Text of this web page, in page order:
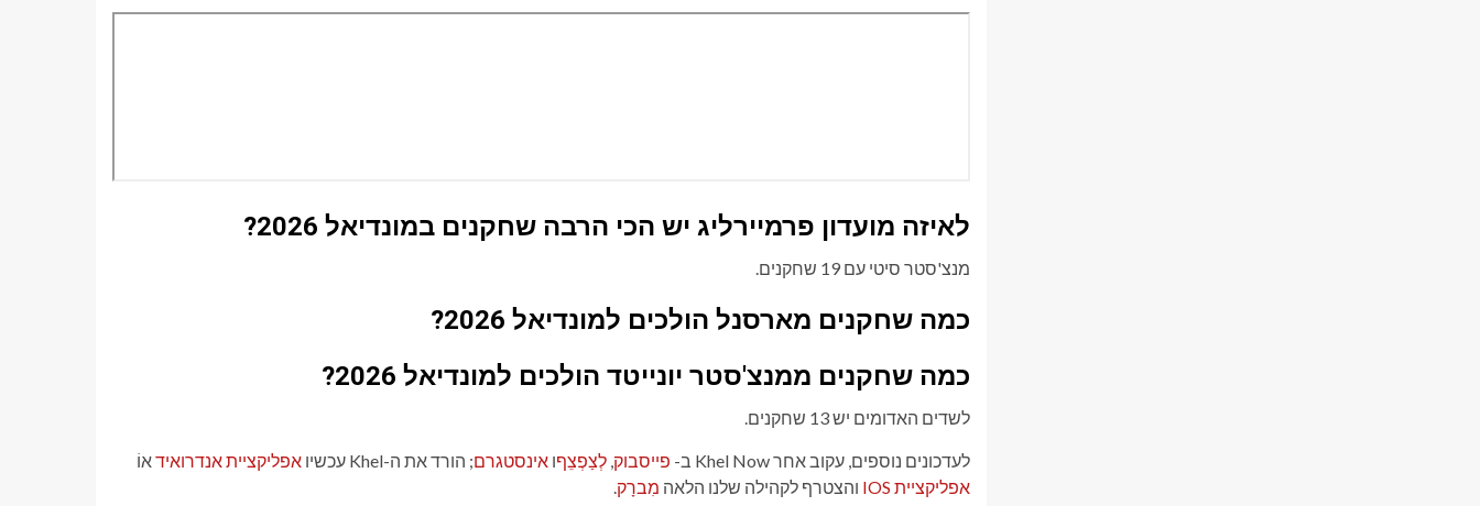
לאיזה מועדון פרמיירליג יש הכי הרבה שחקנים במונדיאל 2026?
מנצ'סטר סיטי עם 19 שחקנים.
כמה שחקנים מארסנל הולכים למונדיאל 2026?
כמה שחקנים ממנצ'סטר יונייטד הולכים למונדיאל 2026?
לשדים האדומים יש 13 שחקנים.
לעדכונים נוספים, עקוב אחר Khel Now ב- פייסבוק לְצַפְצֵףו אינסטגרם; הורד את ה-Khel עכשיו אפליקציית אנדרואידאוֹ
אפליקציית IOS
והצטרף לקהילה שלנו הלאה מִברָק